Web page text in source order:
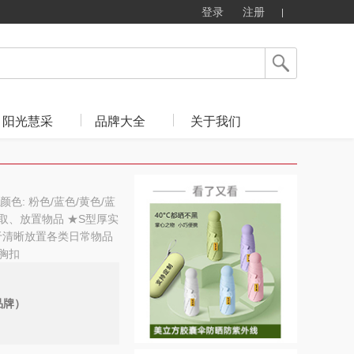
登录 注册
阳光慧采 品牌大全 关于我们
色: 粉色/蓝色/黄色/蓝
、放置物品 ★S型厚实
晰放置各类日常物品
扣
）